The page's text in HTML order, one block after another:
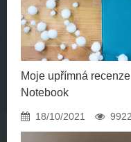
Moje upřímná
Notebook
18/10/2021 9922